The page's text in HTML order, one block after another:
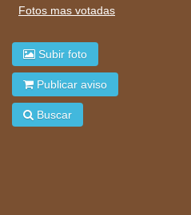
Fotos mas votadas
Subir foto
Publicar aviso
Buscar